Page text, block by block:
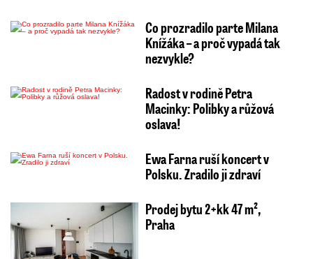
Co prozradilo parte Milana
Knížáka – a proč vypadá tak
nezvykle?
Radost v rodině Petra
Macinky: Polibky a růžová
oslava!
Ewa Farna ruší koncert v
Polsku. Zradilo ji zdraví
Prodej bytu 2+kk 47 m²,
Praha